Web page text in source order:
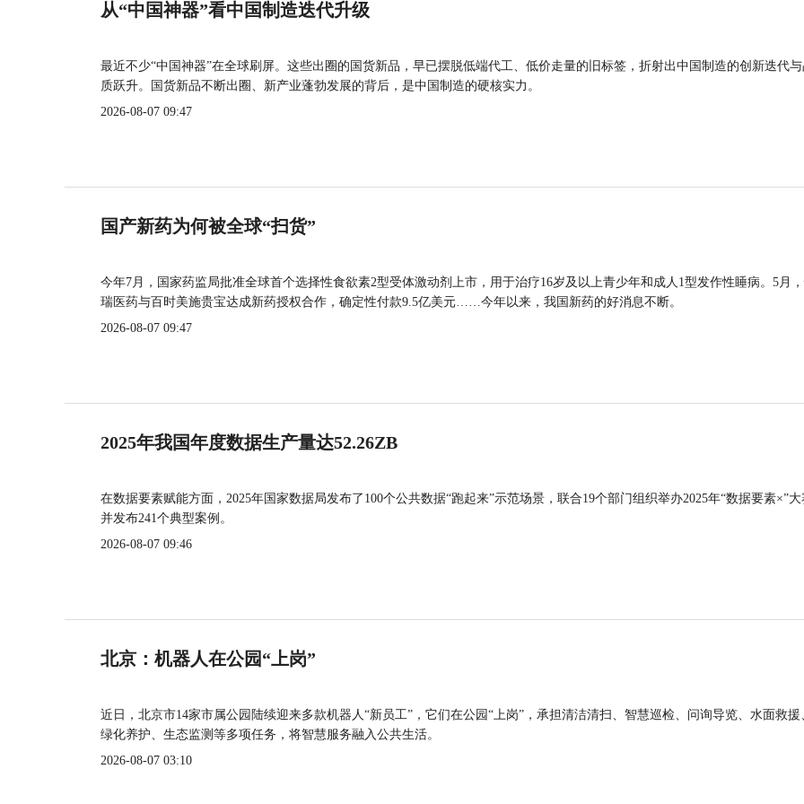
从“中国神器”看中国制造迭代升级
最近不少“中国神器”在全球刷屏。这些出圈的国货新品，早已摆脱低端代工、低价走量的旧标签，折射出中国制造的创新迭代
质跃升。国货新品不断出圈、新产业蓬勃发展的背后，是中国制造的硬核实力。
2026-08-07 09:47
国产新药为何被全球“扫货”
今年7月，国家药监局批准全球首个选择性食欲素2型受体激动剂上市，用于治疗16岁及以上青少年和成人1型发作性睡病。5月
瑞医药与百时美施贵宝达成新药授权合作，确定性付款9.5亿美元……今年以来，我国新药的好消息不断。
2026-08-07 09:47
2025年我国年度数据生产量达52.26ZB
在数据要素赋能方面，2025年国家数据局发布了100个公共数据“跑起来”示范场景，联合19个部门组织举办2025年“数据要素×”大
并发布241个典型案例。
2026-08-07 09:46
北京：机器人在公园“上岗”
近日，北京市14家市属公园陆续迎来多款机器人“新员工”，它们在公园“上岗”，承担清洁清扫、智慧巡检、问询导览、水面救援
绿化养护、生态监测等多项任务，将智慧服务融入公共生活。
2026-08-07 03:10